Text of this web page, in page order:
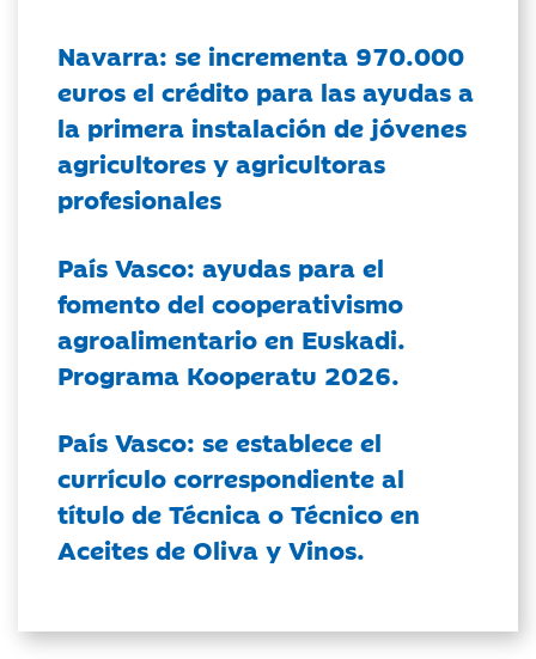
Navarra: se incrementa 970.000
euros el crédito para las ayudas a
la primera instalación de jóvenes
agricultores y agricultoras
profesionales
País Vasco: ayudas para el
fomento del cooperativismo
agroalimentario en Euskadi.
Programa Kooperatu 2026.
País Vasco: se establece el
currículo correspondiente al
título de Técnica o Técnico en
Aceites de Oliva y Vinos.